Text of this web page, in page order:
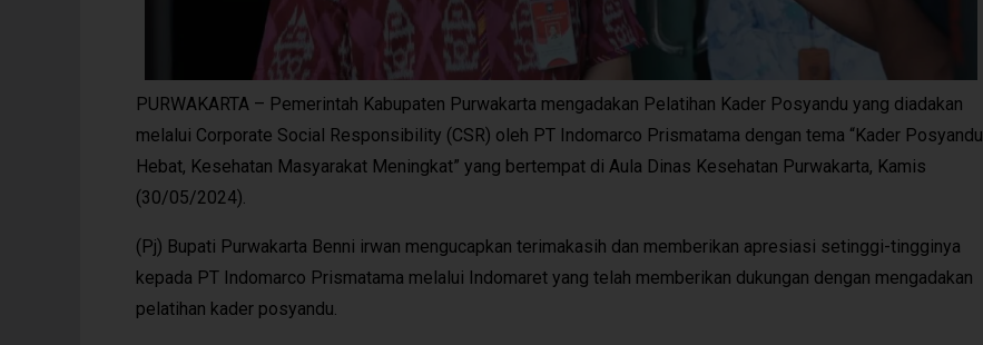
PURWAKARTA – Pemerintah Kabupaten Purwakarta mengadakan Pelatihan Kader Posyandu yang diadakan
melalui Corporate Social Responsibility (CSR) oleh PT Indomarco Prismatama dengan tema “Kader Posyandu
Hebat, Kesehatan Masyarakat Meningkat” yang bertempat di Aula Dinas Kesehatan Purwakarta, Kamis
(30/05/2024).
(Pj) Bupati Purwakarta Benni irwan mengucapkan terimakasih dan memberikan apresiasi setinggi-tingginya
kepada PT Indomarco Prismatama melalui Indomaret yang telah memberikan dukungan dengan mengadakan
pelatihan kader posyandu.